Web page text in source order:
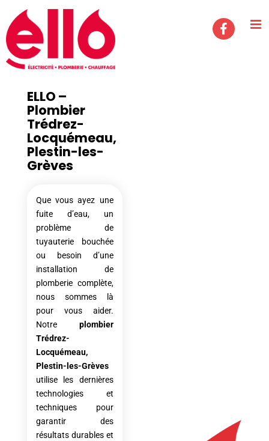
contenu
ELLO –
Plombier
Trédrez-
Locquémeau,
Plestin-les-
Grèves
Que vous ayez une
fuite d’eau, un
problème de
tuyauterie bouchée
ou besoin d’une
installation de
plomberie complète,
nous sommes là
pour vous aider.
Notre plombier
Trédrez-
Locquémeau,
Plestin-les-Grèves
utilise les dernières
technologies et
techniques pour
garantir des
résultats durables et